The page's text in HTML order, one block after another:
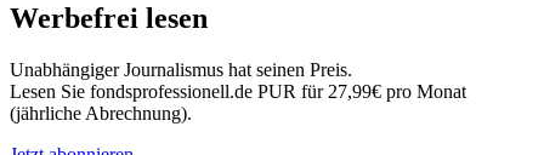
Werbefrei lesen
Unabhängiger Journalismus hat seinen Preis.
Lesen Sie fondsprofessionell.de PUR für 27,99€ pro Monat
(jährliche Abrechnung).